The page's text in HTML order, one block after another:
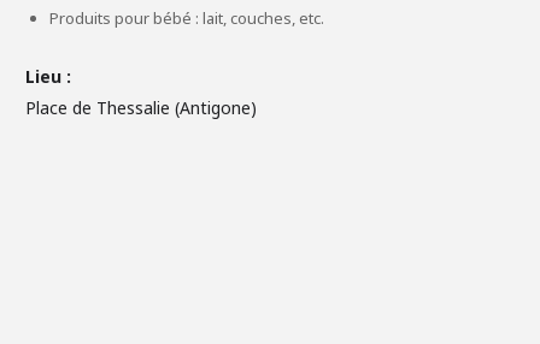
Produits pour bébé : lait, couches, etc.
Lieu :
Place de Thessalie (Antigone)